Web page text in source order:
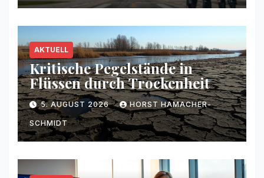
AKTUELL
Kritische Pegelstände in
Flüssen durch Trockenheit
5. AUGUST 2026 HORST HAMACHER-
SCHMIDT